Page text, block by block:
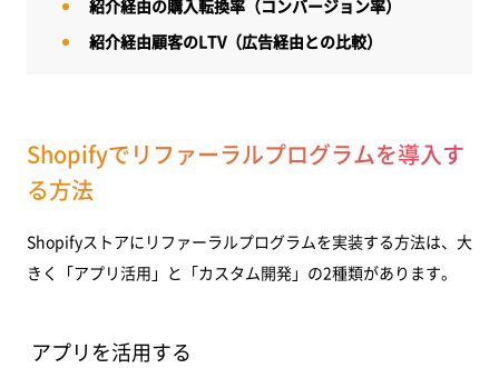
紹介経由の購入転換率（コンバージョン率）
紹介経由顧客のLTV（広告経由との比較）
Shopifyでリファーラルプログラムを導入す
る方法
Shopifyストアにリファーラルプログラムを実装する方法は、大
きく「アプリ活用」と「カスタム開発」の2種類があります。
アプリを活用する